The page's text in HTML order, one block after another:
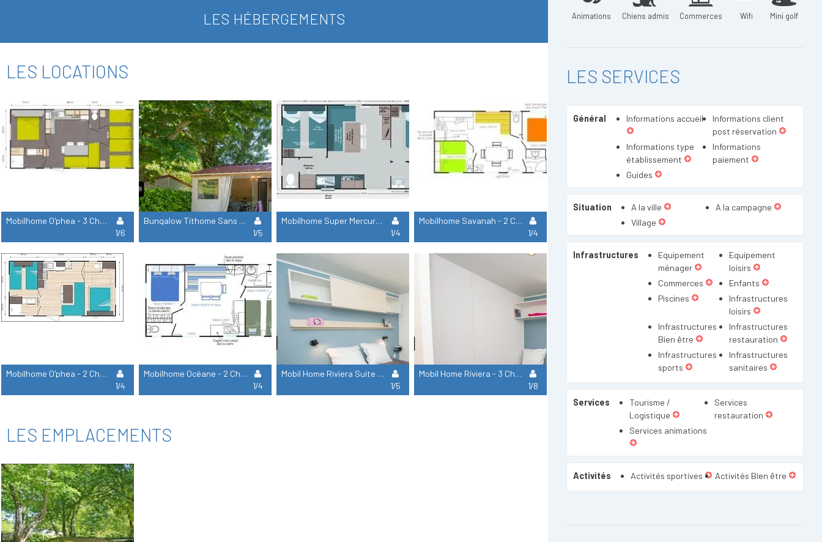
LES HÉBERGEMENTS
LES LOCATIONS
Mobilhome O'phea - 3 Chambres
1/6
Bungalow Tithome Sans Sanitaire
1/5
Mobilhome Super Mercure - 2 Chambres
1/4
Mobilhome Savanah - 2 Chambres
1/4
Mobilhome O'phea - 2 Chambres
1/4
Mobilhome Océane - 2 Chambres Semaine
1/4
Mobil Home Riviera Suite - 2 Chambres
1/5
Mobil Home Riviera - 3 Chambres
1/8
LES EMPLACEMENTS
Animations Chiens admis Commerces Wifi Mini golf
LES SERVICES
Général Informations accueil
Informations client
post réservation
Informations type
établissement
Informations
paiement
Guides
Situation A la ville
A la campagne
Village
Infrastructures
Equipement
ménager
Equipement
loisirs
Commerces
Enfants
Piscines
Infrastructures
loisirs
Infrastructures
Bien être
Infrastructures
restauration
Infrastructures
sports
Infrastructures
sanitaires
Services
Tourisme /
Logistique
Services
restauration
Services animations
Activités Activités sportives Activités Bien être